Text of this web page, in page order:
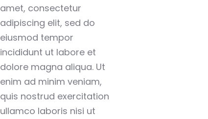
amet, consectetur
adipiscing elit, sed do
eiusmod tempor
incididunt ut labore et
dolore magna aliqua. Ut
enim ad minim veniam,
quis nostrud exercitation
ullamco laboris nisi ut